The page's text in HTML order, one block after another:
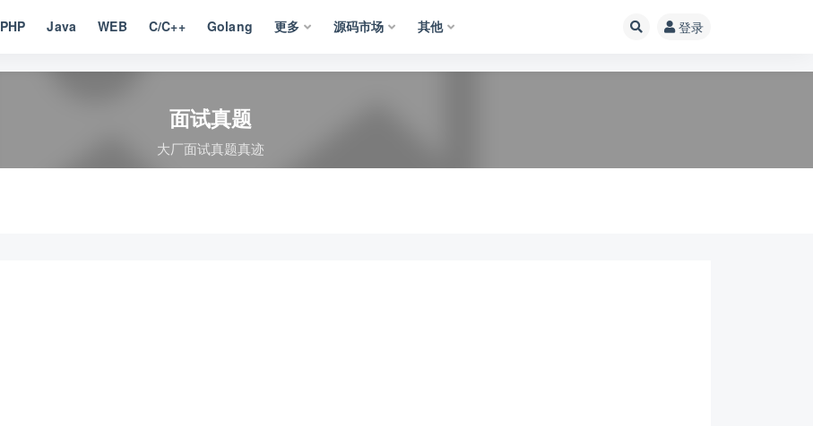
PHP Java WEB C/C++ Golang 更多 源码市场 其他 登录
面试真题
大厂面试真题真迹